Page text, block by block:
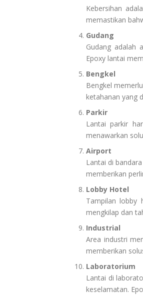
Kebersihan
memastikan
Gudang
Gudang adalah
Epoxy lantai
Bengkel
Bengkel
ketahanan yang
Parkir
Lantai parkir
menawarkan
Airport
Lantai di
memberikan
Lobby Hotel
Tampilan lobby
mengkilap dan
Industrial
Area industri
memberikan
Laboratorium
Lantai di
keselamatan.